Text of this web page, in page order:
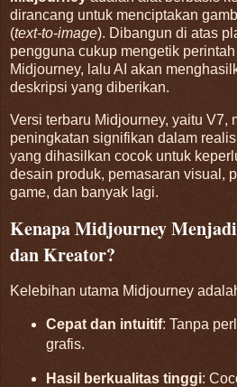
dirancang untuk menciptakan
(text-to-image). Dibangun di atas
pengguna cukup mengetik perintah
Midjourney, lalu AI akan
deskripsi yang diberikan.
Versi terbaru Midjourney, yaitu V7,
peningkatan signifikan dalam
yang dihasilkan cocok untuk
desain produk, pemasaran visual,
game, dan banyak lagi.
Kenapa Midjourney
dan Kreator?
Kelebihan utama Midjourney
Cepat dan intuitif: Tanpa
grafis.
Hasil berkualitas tinggi: